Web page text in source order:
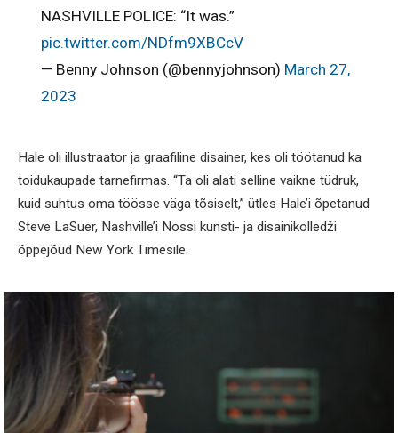
NASHVILLE POLICE: “It was.”
pic.twitter.com/NDfm9XBCcV
— Benny Johnson (@bennyjohnson) March 27,
2023
Hale oli illustraator ja graafiline disainer, kes oli töötanud ka
toidukaupade tarnefirmas. “Ta oli alati selline vaikne tüdruk,
kuid suhtus oma töösse väga tõsiselt,” ütles Hale’i õpetanud
Steve LaSuer, Nashville’i Nossi kunsti- ja disainikolledži
õppejõud New York Timesile.